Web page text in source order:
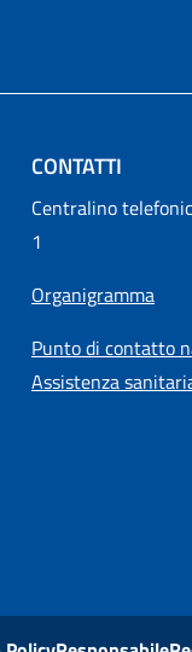
CONTATTI
Centralino
1
Organigramma
Punto di contatto
Assistenza